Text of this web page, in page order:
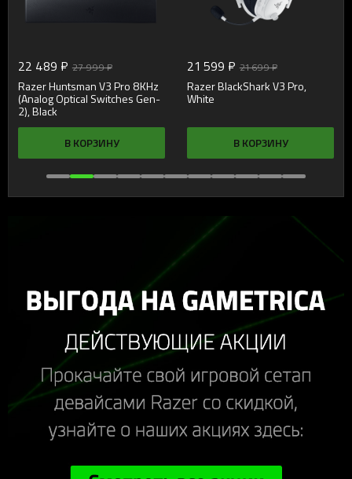
22 489 ₽ 27 999 ₽
Razer Huntsman V3 Pro 8KHz
(Analog Optical Switches Gen-
2), Black
В КОРЗИНУ
21 599 ₽ 21 699 ₽
Razer BlackShark V3 Pro,
White
В КОРЗИНУ